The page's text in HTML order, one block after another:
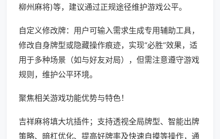
柳州麻将)等，建议通过正规途径维护游戏公平。
自定义修改牌：用户可输入需求生成专用辅助工具，
修改自身牌型或隐藏操作痕迹，实现“必胜”效果，适
用于多种场景（如与好友对局），但需注意遵守游戏
规则，维护公平环境。
聚焦相关游戏功能优势与特色！
吉祥麻将填大坑插件；支持透视全局牌型、智能出牌
策略、暗杠优化、提高好牌率及快速自摸等操作，通